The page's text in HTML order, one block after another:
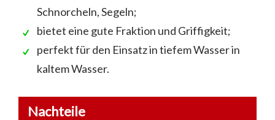
Schnorcheln, Segeln;
bietet eine gute Fraktion und Griffigkeit;
perfekt für den Einsatz in tiefem Wasser in
kaltem Wasser.
Nachteile